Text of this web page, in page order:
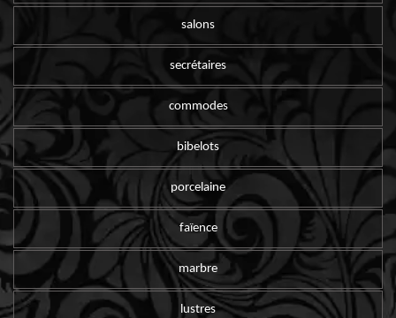
salons
secrétaires
commodes
bibelots
porcelaine
faïence
marbre
lustres